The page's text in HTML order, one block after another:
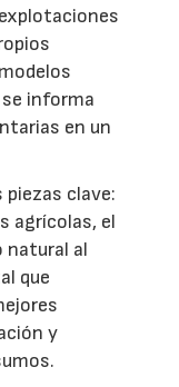
informa
en un
clave:
agrícolas, el
natural al
que
y